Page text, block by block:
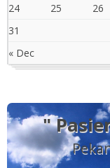
« Dec
24
25 26
31
"